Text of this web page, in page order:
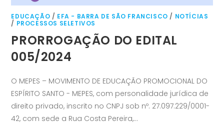
EDUCAÇÃO / EFA - BARRA DE SÃO FRANCISCO / NOTÍCIAS
/ PROCESSOS SELETIVOS
PRORROGAÇÃO DO EDITAL
005/2024
O MEPES – MOVIMENTO DE EDUCAÇÃO PROMOCIONAL DO
ESPÍRITO SANTO - MEPES, com personalidade jurídica de
direito privado, inscrito no CNPJ sob nº. 27.097.229/0001-
42, com sede a Rua Costa Pereira,…